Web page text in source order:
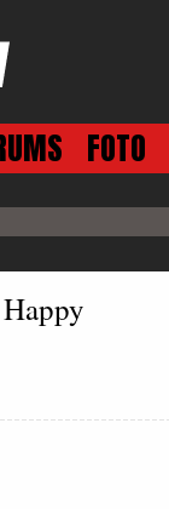
FOTO